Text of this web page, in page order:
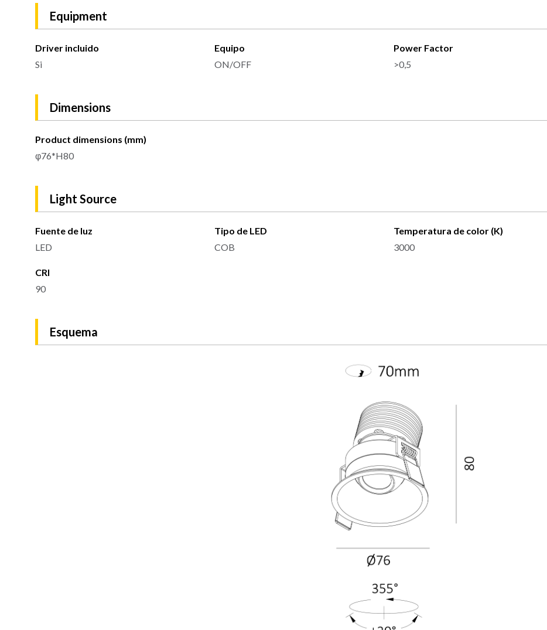
Equipment
Driver incluido
Si
Equipo
ON/OFF
Power Factor
>0,5
Dimensions
Product dimensions (mm)
φ76*H80
Light Source
Fuente de luz
LED
Tipo de LED
COB
Temperatura de color (K)
3000
CRI
90
Esquema